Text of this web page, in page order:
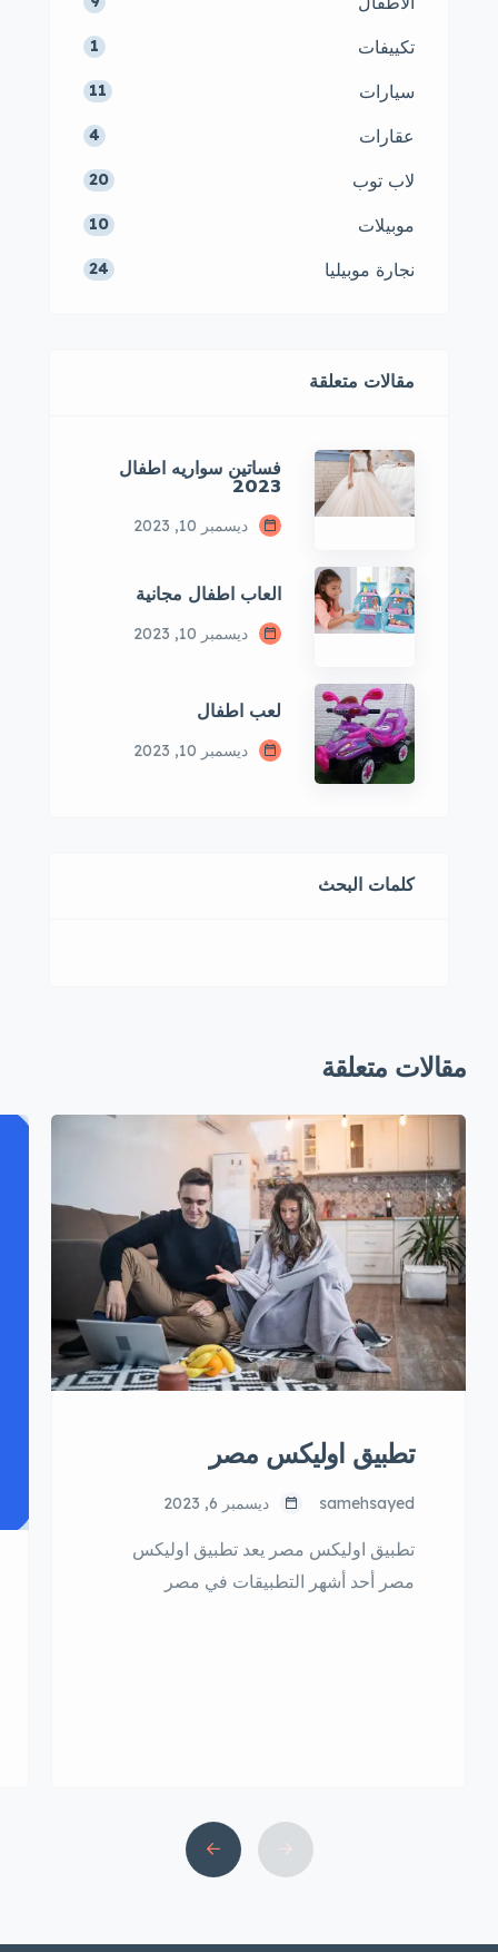
تكييفات 1
سيارات 11
عقارات 4
لاب توب 20
موبيلات 10
نجارة موبيليا 24
مقالات متعلقة
فساتين سواريه اطفال
2023
ديسمبر 10, 2023
العاب اطفال مجانية
ديسمبر 10, 2023
لعب اطفال
ديسمبر 10, 2023
كلمات البحث
مقالات متعلقة
تطبيق اوليكس مصر
samehsayed ديسمبر 6, 2023
تطبيق اوليكس مصر يعد تطبيق اوليكس
مصر أحد أشهر التطبيقات في مصر